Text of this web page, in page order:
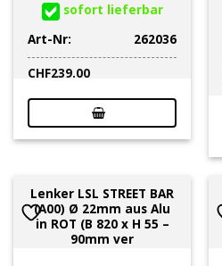
sofort lieferbar
Art-Nr:
262036
CHF239.00
Lenker LSL STREET BAR
(A00) Ø 22mm aus Alu
in ROT (B 820 x H 55 –
90mm ver